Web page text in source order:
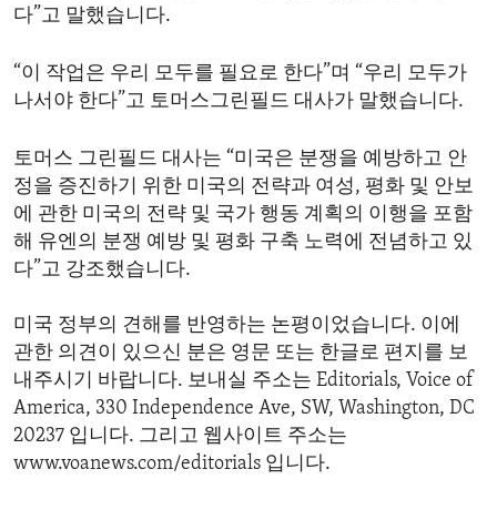
다”고 말했습니다.
“이 작업은 우리 모두를 필요로 한다”며 “우리 모두가
나서야 한다”고 토머스그린필드 대사가 말했습니다.
토머스 그린필드 대사는 “미국은 분쟁을 예방하고 안
정을 증진하기 위한 미국의 전략과 여성, 평화 및 안보
에 관한 미국의 전략 및 국가 행동 계획의 이행을 포함
해 유엔의 분쟁 예방 및 평화 구축 노력에 전념하고 있
다”고 강조했습니다.
미국 정부의 견해를 반영하는 논평이었습니다. 이에
관한 의견이 있으신 분은 영문 또는 한글로 편지를 보
내주시기 바랍니다. 보내실 주소는 Editorials, Voice of
America, 330 Independence Ave, SW, Washington, DC
20237 입니다. 그리고 웹사이트 주소는
www.voanews.com/editorials 입니다.